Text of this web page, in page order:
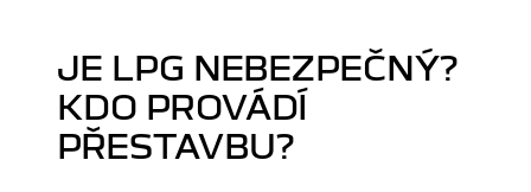
JE LPG NEBEZPEČNÝ?
KDO PROVÁDÍ
PŘESTAVBU?